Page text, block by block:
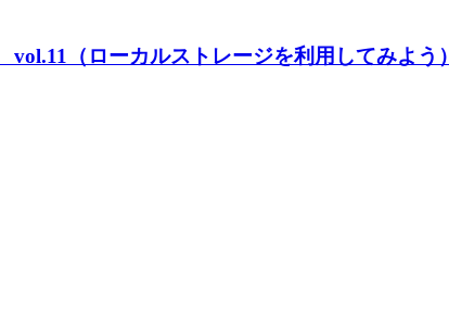
（ローカルストレージを利用してみよう）